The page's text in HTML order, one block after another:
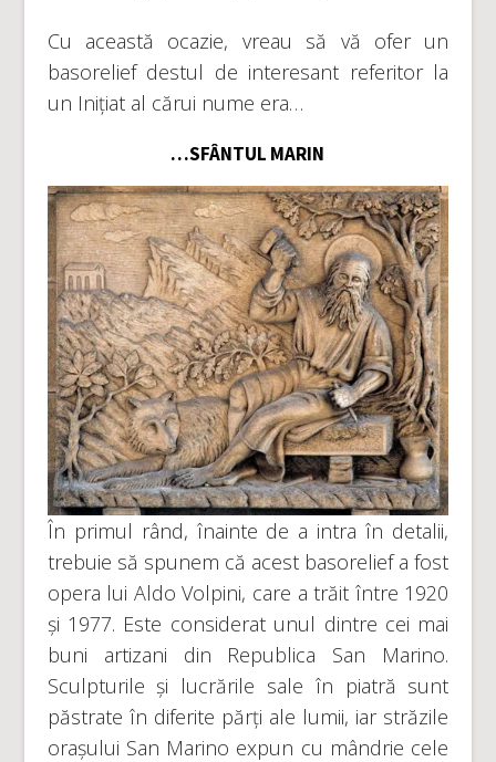
Cu această ocazie, vreau să vă ofer un
basorelief destul de interesant referitor la
un Inițiat al cărui nume era…
…SFÂNTUL MARIN
În primul rând, înainte de a intra în detalii,
trebuie să spunem că acest basorelief a fost
opera lui Aldo Volpini, care a trăit între 1920
și 1977. Este considerat unul dintre cei mai
buni artizani din Republica San Marino.
Sculpturile și lucrările sale în piatră sunt
păstrate în diferite părți ale lumii, iar străzile
orașului San Marino expun cu mândrie cele